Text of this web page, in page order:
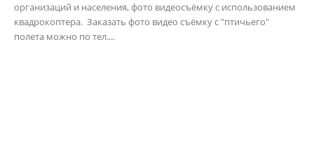
организаций и населения, фото видеосъёмку с использованием
квадрокоптера. Заказать фото видео съёмку с "птичьего"
полета можно по тел....